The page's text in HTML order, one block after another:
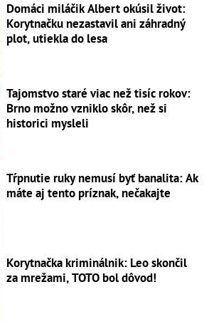
Domáci miláčik Albert okúsil život:
Korytnačku nezastavil ani záhradný
plot, utiekla do lesa
Tajomstvo staré viac než tisíc rokov:
Brno možno vzniklo skôr, než si
historici mysleli
Tŕpnutie ruky nemusí byť banalita: Ak
máte aj tento príznak, nečakajte
Korytnačka kriminálnik: Leo skončil
za mrežami, TOTO bol dôvod!